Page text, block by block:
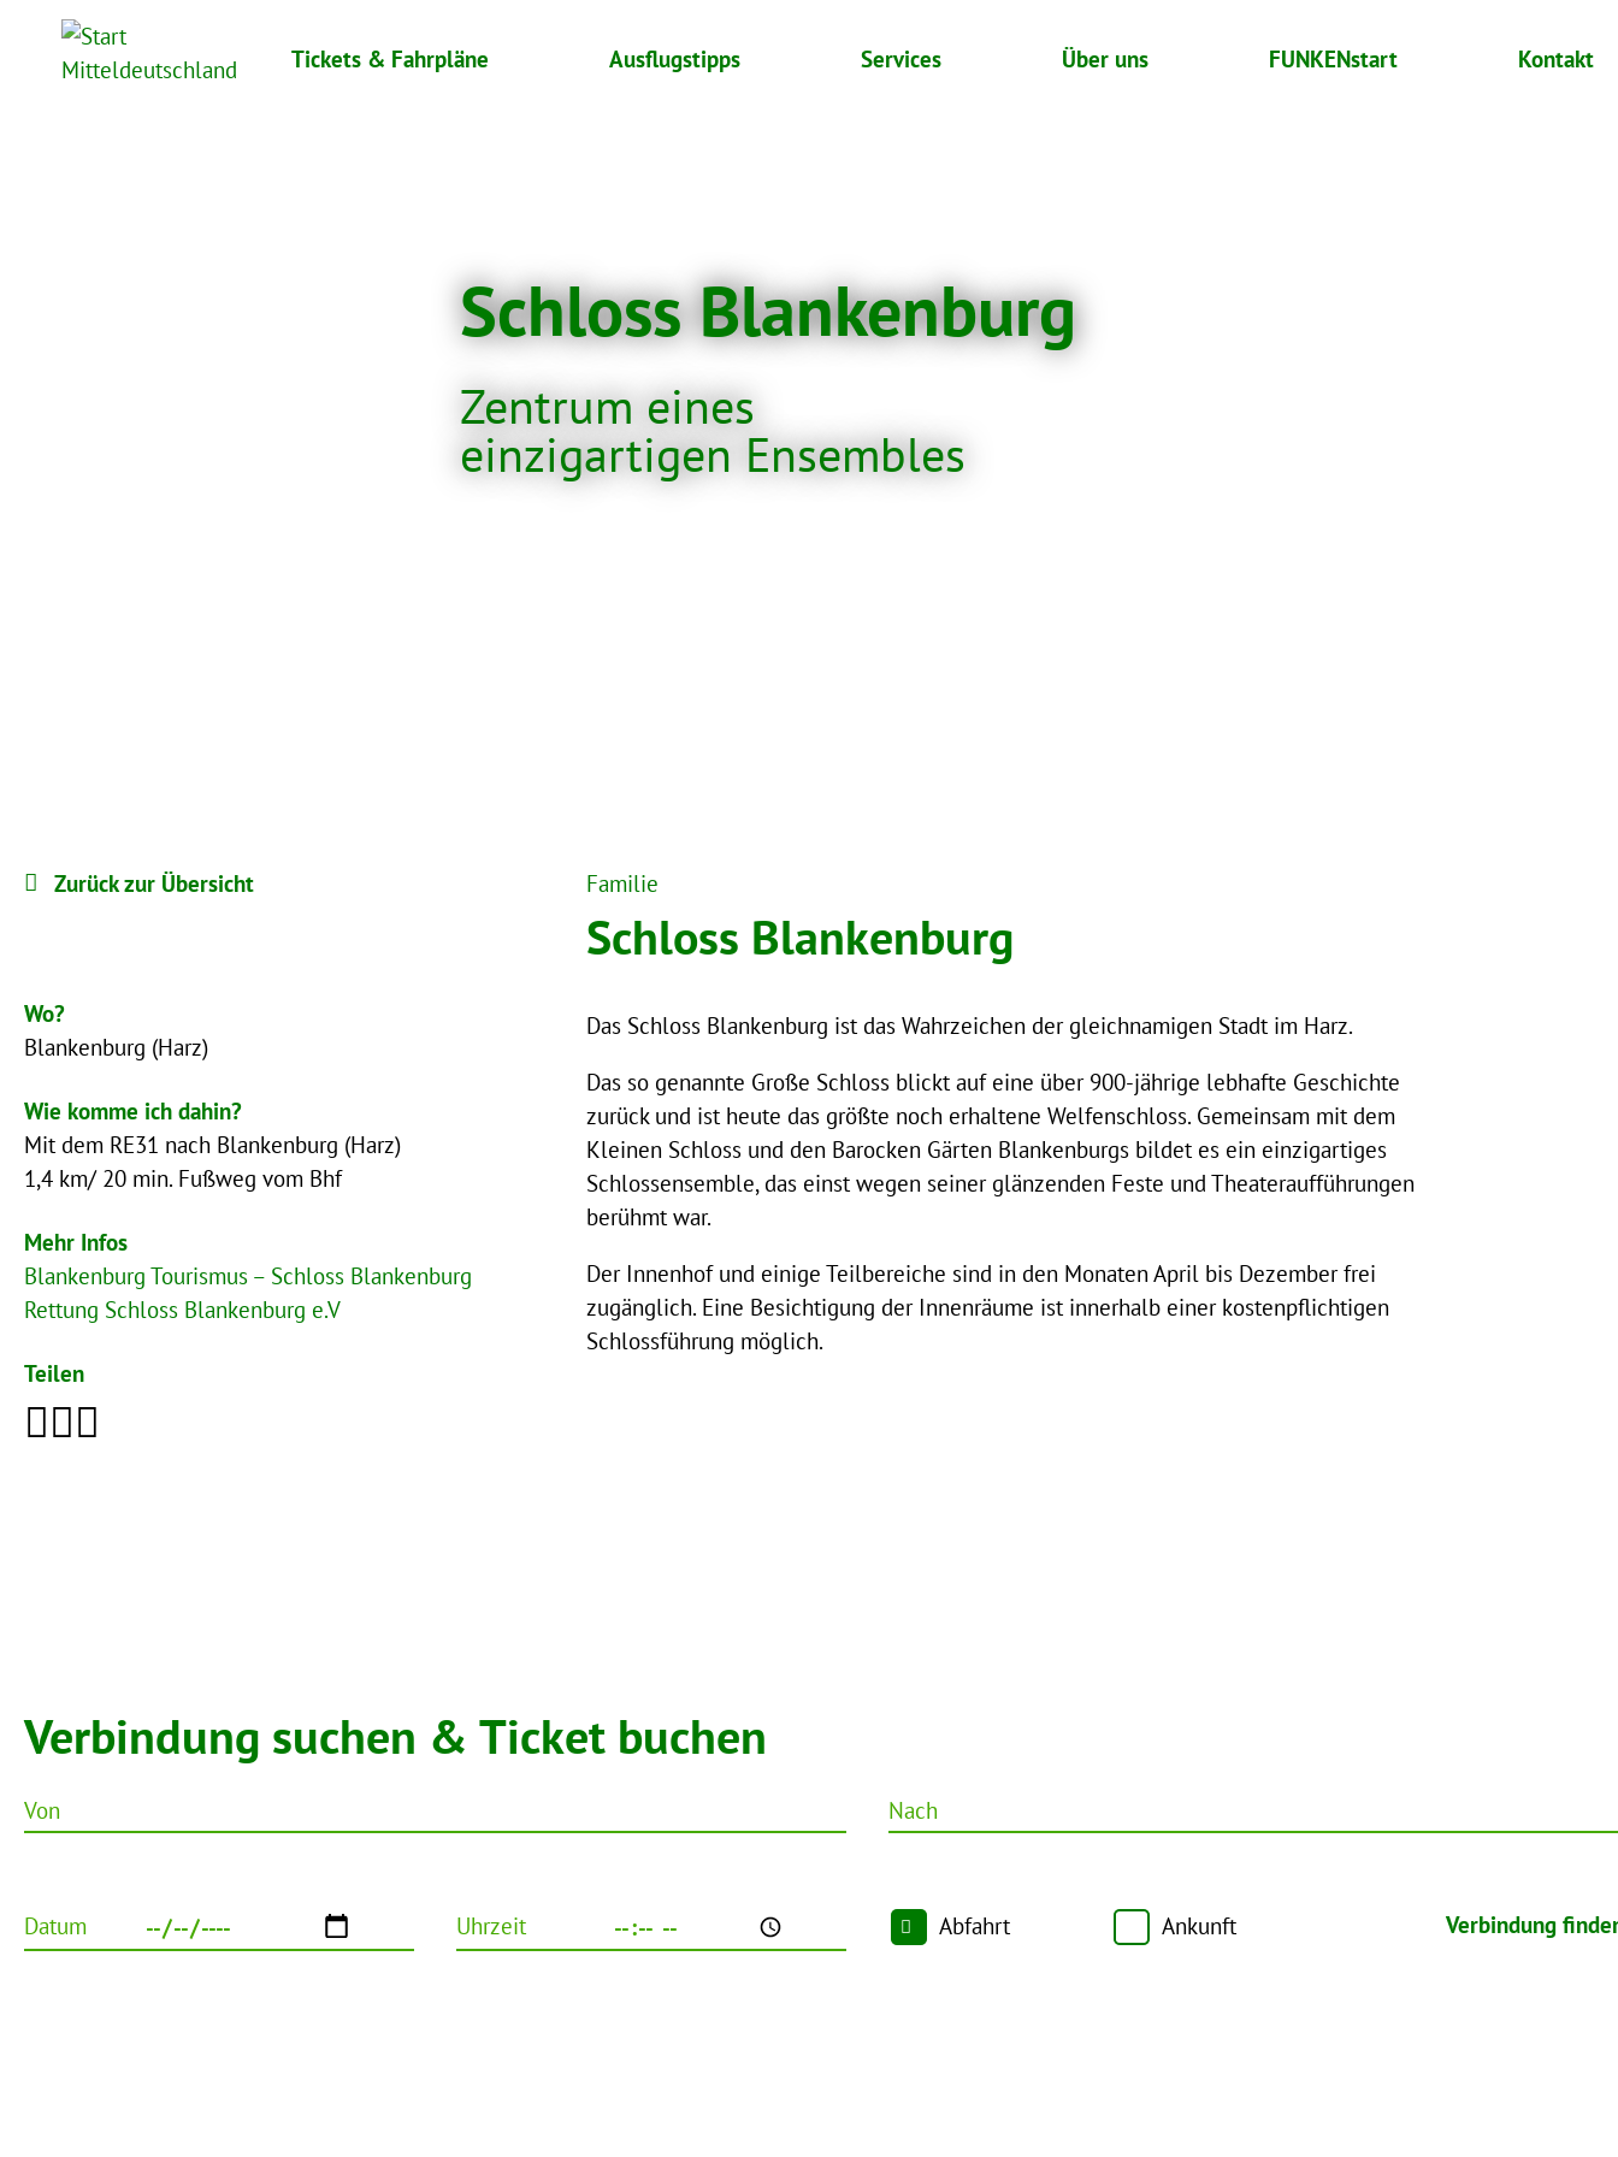
content
Tickets & Fahrpläne Ausflugstipps Services Über uns FUNKENstart Kontakt
Schloss Blankenburg
Zentrum eines
einzigartigen Ensembles
Zurück zur Übersicht
Wo?
Blankenburg (Harz)
Wie komme ich dahin?
Mit dem RE31 nach Blankenburg (Harz)
1,4 km/ 20 min. Fußweg vom Bhf
Mehr Infos
Blankenburg Tourismus – Schloss Blankenburg
Rettung Schloss Blankenburg e.V
Teilen
Familie
Schloss Blankenburg
Das Schloss Blankenburg ist das Wahrzeichen der gleichnamigen Stadt im Harz.
Das so genannte Große Schloss blickt auf eine über 900-jährige lebhafte Geschichte
zurück und ist heute das größte noch erhaltene Welfenschloss. Gemeinsam mit dem
Kleinen Schloss und den Barocken Gärten Blankenburgs bildet es ein einzigartiges
Schlossensemble, das einst wegen seiner glänzenden Feste und Theateraufführungen
berühmt war.
Der Innenhof und einige Teilbereiche sind in den Monaten April bis Dezember frei
zugänglich. Eine Besichtigung der Innenräume ist innerhalb einer kostenpflichtigen
Schlossführung möglich.
Verbindung suchen & Ticket buchen
Von Nach
Datum Uhrzeit Abfahrt Ankunft Verbindung